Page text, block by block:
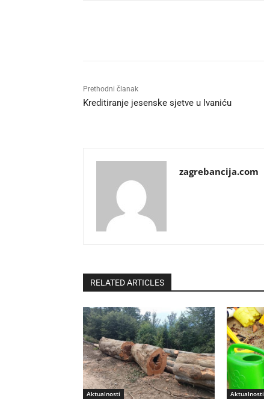
Prethodni članak
Kreditiranje jesenske sjetve u Ivaniću
zagrebancija.com
RELATED ARTICLES
Aktualnosti Aktualnosti